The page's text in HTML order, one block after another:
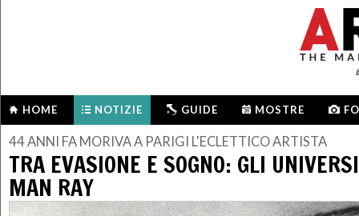
HOME NOTIZIE GUIDE MOSTRE
44 ANNI FA MORIVA A PARIGI L'ECLETTICO ARTISTA
TRA EVASIONE E SOGNO: GLI
MAN RAY